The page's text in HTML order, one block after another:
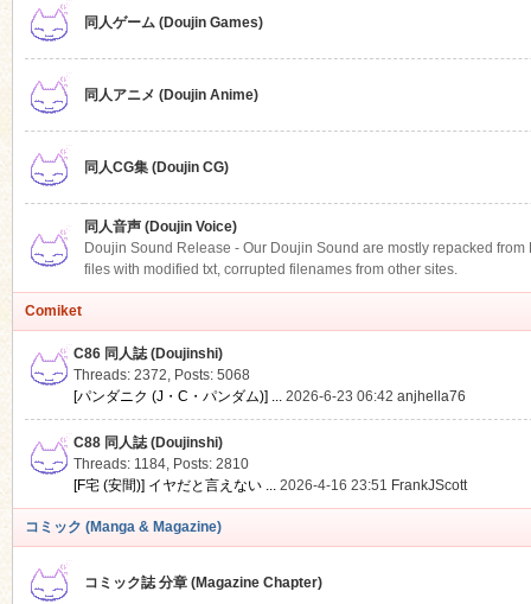
同人ゲーム (Doujin Games)
同人アニメ (Doujin Anime)
同人CG集 (Doujin CG)
同人音声 (Doujin Voice)
Doujin Sound Release - Our Doujin Sound are mostly repacked
files with modified txt, corrupted filenames from other sites.
Comiket
C86 同人誌 (Doujinshi)
Threads: 2372, Posts: 5068
[パンダニク (J・C・パンダム)] ... 2026-6-23 06:42 anjhella76
C88 同人誌 (Doujinshi)
Threads: 1184, Posts: 2810
[F宅 (安間)] イヤだと言えない ... 2026-4-16 23:51 FrankJScott
コミック (Manga & Magazine)
コミック誌 分章 (Magazine Chapter)